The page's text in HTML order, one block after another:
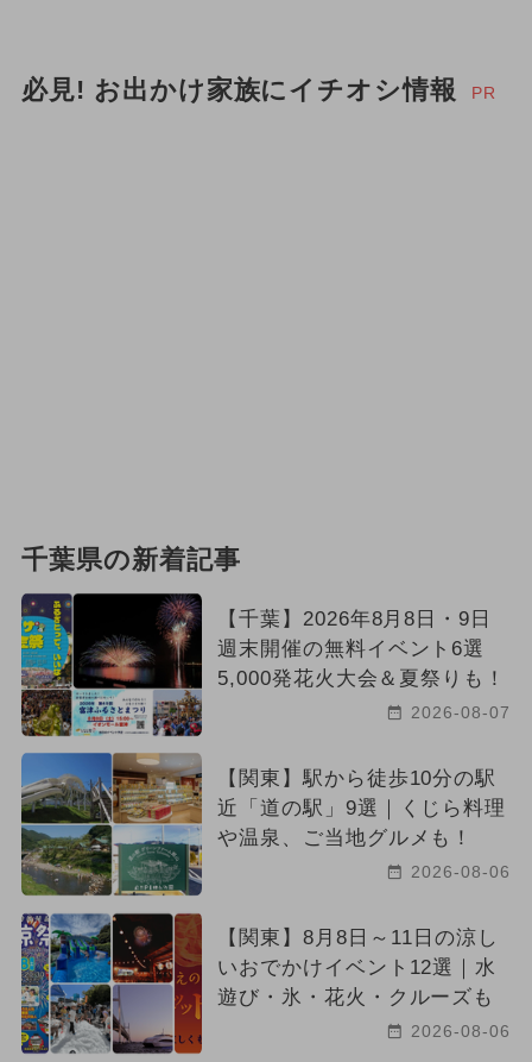
必見! お出かけ家族にイチオシ情報 PR
千葉県の新着記事
【千葉】2026年8月8日・9日
週末開催の無料イベント6選
5,000発花火大会＆夏祭りも！
2026-08-07
【関東】駅から徒歩10分の駅
近「道の駅」9選｜くじら料理
や温泉、ご当地グルメも！
2026-08-06
【関東】8月8日～11日の涼し
いおでかけイベント12選｜水
遊び・氷・花火・クルーズも
2026-08-06